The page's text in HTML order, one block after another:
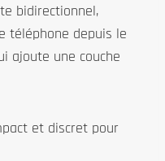
bidirectionnel,
téléphone depuis le
ajoute une couche
et discret pour